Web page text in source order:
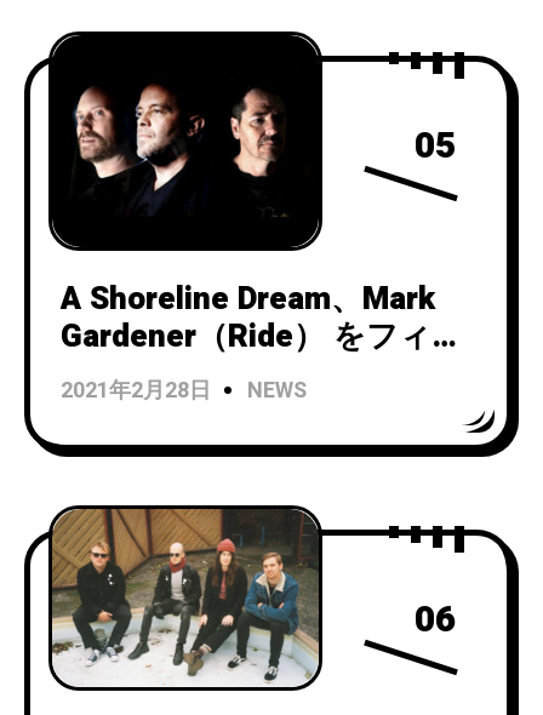
05
A Shoreline Dream、Mark
Gardener（Ride） をフィー
チャーした「Everything
Turns」でカムバック。
2021年2月28日 NEWS
06